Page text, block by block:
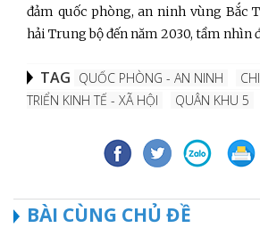
đảm quốc phòng, an ninh vùng Bắc
hải Trung bộ đến năm 2030, tầm nhìn
TAG QUỐC PHÒNG - AN NINH
TRIỂN KINH TẾ - XÃ HỘI
QUÂN KHU 5
BÀI CÙNG CHỦ ĐỀ